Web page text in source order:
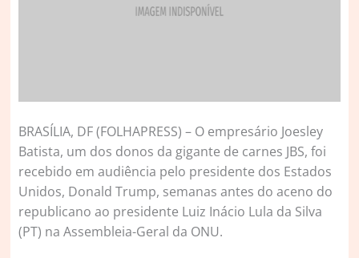
BRASÍLIA, DF (FOLHAPRESS) – O empresário Joesley
Batista, um dos donos da gigante de carnes JBS, foi
recebido em audiência pelo presidente dos Estados
Unidos, Donald Trump, semanas antes do aceno do
republicano ao presidente Luiz Inácio Lula da Silva
(PT) na Assembleia-Geral da ONU.